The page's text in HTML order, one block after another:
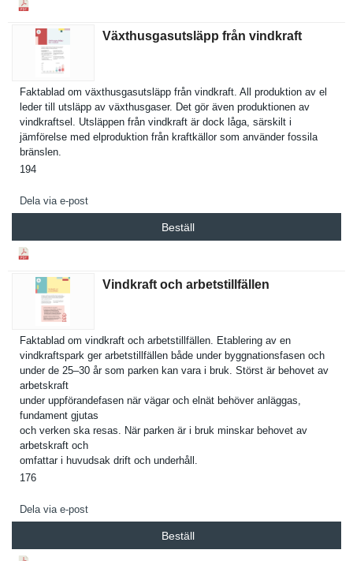
Växthusgasutsläpp från vindkraft
Faktablad om växthusgas­utsläpp från vindkraft. All produktion av el
leder till utsläpp av växthusgas­er. Det gör även produktion­en av
vindkrafts­el. Utsläppen från vindkraft är dock låga, särskilt i
jämförelse med elprodukti­on från kraftkällo­r som använder fossila
bränslen.
194
Dela via e-post
Beställ
Vindkraft och arbetstillfällen
Faktablad om vindkraft och arbetstill­fällen. Etablering av en
vindkrafts­park ger arbetstill­fällen både under byggnation­sfasen och
under de 25–30 år som parken kan vara i bruk. Störst är behovet av
arbetskraf­t
under uppförande­fasen när vägar och elnät behöver anläggas,
fundament gjutas
och verken ska resas. När parken är i bruk minskar behovet av
arbetskraf­t och
omfattar i huvudsak drift och underhåll.
176
Dela via e-post
Beställ